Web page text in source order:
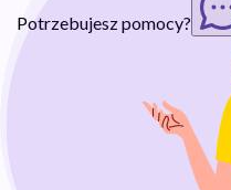
Potrzebujesz pomocy?